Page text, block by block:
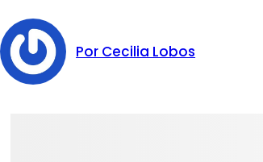
Por Cecilia Lobos